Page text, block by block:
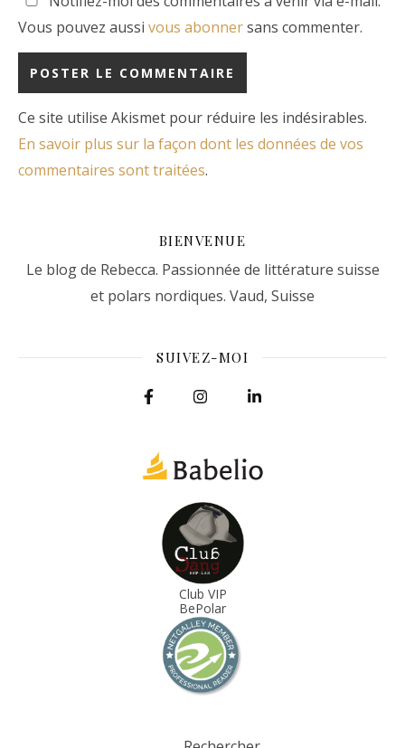
Vous pouvez aussi vous abonnersans commenter.
Ce site utilise Akismet pour réduire les indésirables.
En savoir plus sur la façon dont les données de vos
commentaires sont traitées.
BIENVENUE
Le blog de Rebecca. Passionnée de littérature suisse
et polars nordiques. Vaud, Suisse
SUIVEZ-MOI
Club VIP
BePolar